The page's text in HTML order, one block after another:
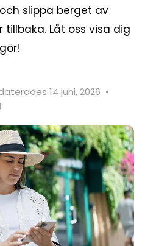
slippa berget av
Låt oss visa dig
14 juni, 2026 •